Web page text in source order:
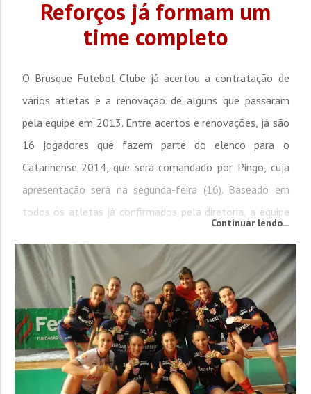
Reforços já formam um
time completo
O Brusque Futebol Clube já acertou a contratação de
vários atletas e a renovação de alguns que passaram
pela equipe em 2013. Entre acertos e renovações, já são
16 jogadores que fazem parte do elenco para o
Catarinense 2014, que será comandado por Pingo, cuja
apresentação será na segunda-feira (16). Baseado em
todos os atletas já confirmados pela diretoria, a equipe
time titular para o Brusque. Lembrando que a diretoria
ainda...
Continuar lendo...